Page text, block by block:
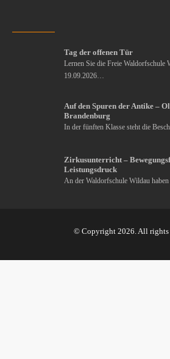
Tag der offenen Tür
Lernen Sie die Freie Waldorfschule
19.09.2026…
Auf den Spuren der Antike –
Brandenburg
In der fünften Klasse steht die
Zirkusunterricht –
Leistungsdruck
An der Waldorfschule Wildau
© Copyright 2026. All rights